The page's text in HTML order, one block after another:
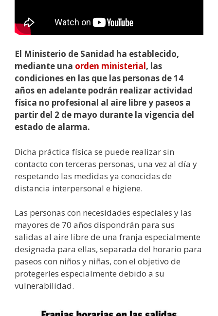
El Ministerio de Sanidad ha establecido,
mediante una orden ministerial, las
condiciones en las que las personas de 14
años en adelante podrán realizar actividad
física no profesional al aire libre y paseos a
partir del 2 de mayo durante la vigencia del
estado de alarma.
Dicha práctica física se puede realizar sin
contacto con terceras personas, una vez al día y
respetando las medidas ya conocidas de
distancia interpersonal e higiene.
Las personas con necesidades especiales y las
mayores de 70 años dispondrán para sus
salidas al aire libre de una franja especialmente
designada para ellas, separada del horario para
paseos con niños y niñas, con el objetivo de
protegerles especialmente debido a su
vulnerabilidad.